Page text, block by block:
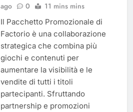
ago
0 11 mins mins
Il Pacchetto Promozionale di
Factorio è una collaborazione
strategica che combina più
giochi e contenuti per
aumentare la visibilità e le
vendite di tutti i titoli
partecipanti. Sfruttando
partnership e promozioni